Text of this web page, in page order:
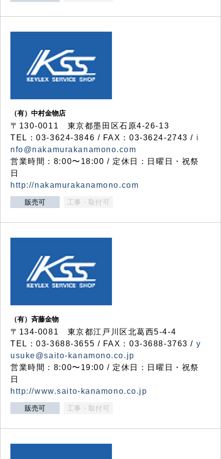
（有）中村金物店
〒130-0011 東京都墨田区石原4-26-13
TEL：03-3624-3846 / FAX：03-3624-2743 / i
nfo@nakamurakanamono.com
営業時間：8:00〜18:00 / 定休日：日曜日・祝祭
日
http://nakamurakanamono.com
販売可 工事・取付可
（有）斉藤金物
〒134-0081 東京都江戸川区北葛西5-4-4
TEL：03-3688-3655 / FAX：03-3688-3763 / y
usuke@saito-kanamono.co.jp
営業時間：8:00〜19:00 / 定休日：日曜日・祝祭
日
http://www.saito-kanamono.co.jp
販売可 工事・取付可